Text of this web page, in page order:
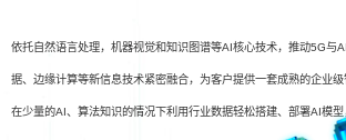
依托自然语言处理，机器视觉和知识图谱等AI核心技术，推动5G与
据、边缘计算等新信息技术紧密融合，为客户提供一套成熟的企业
在少量的AI、算法知识的情况下利用行业数据轻松搭建、部署AI模型